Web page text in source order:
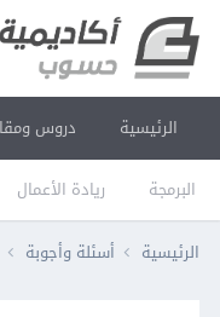
الرئيسية دروس
البرمجة ريادة الأعمال
الرئيسية أسئلة وأجوبة